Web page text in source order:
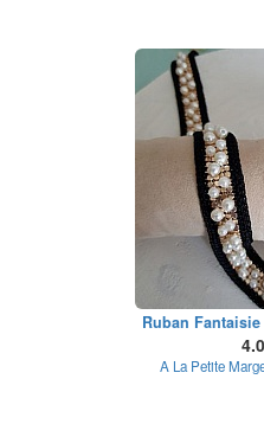
Ruban Fantaisie
A La Petite